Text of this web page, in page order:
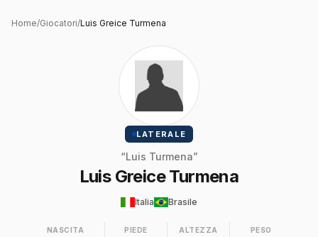
Home/Giocatori/Luis Greice Turmena
LATERALE
“Luis Turmena”
Luis Greice Turmena
Italia Brasile
NASCITA PIEDE ALTEZZA PESO